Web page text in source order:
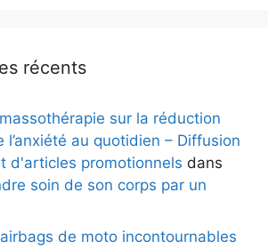
récents
sur la réduction
au quotidien – Diffusion
d'articles promotionnels dans
soin de son corps par un
de moto incontournables